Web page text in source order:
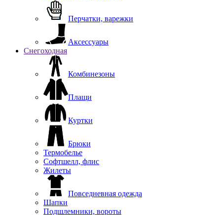
Перчатки, варежки
Аксессуары
Снегоходная
Комбинезоны
Плащи
Куртки
Брюки
Термобелье
Софтшелл, флис
Жилеты
Повседневная одежда
Шапки
Подшлемники, вороты